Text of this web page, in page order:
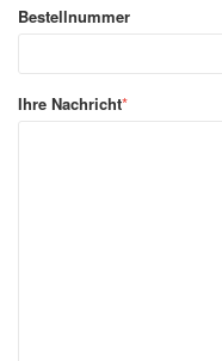
Bestellnummer
Ihre Nachricht*